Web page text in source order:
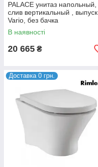
PALACE унитаз напольный,
слив вертикальный , выпуск
Vario, без бачка
В наявності
20 665 ₴
Доставка 0 грн.